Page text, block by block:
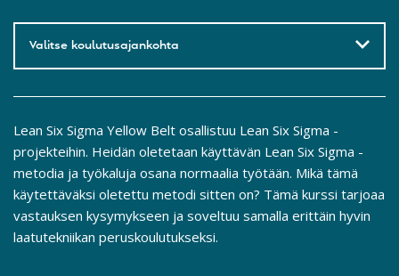
Valitse koulutusajankohta
Lean Six Sigma Yellow Belt osallistuu Lean Six Sigma -
projekteihin. Heidän oletetaan käyttävän Lean Six Sigma -
metodia ja työkaluja osana normaalia työtään. Mikä tämä
käytettäväksi oletettu metodi sitten on? Tämä kurssi tarjoaa
vastauksen kysymykseen ja soveltuu samalla erittäin hyvin
laatutekniikan peruskoulutukseksi.